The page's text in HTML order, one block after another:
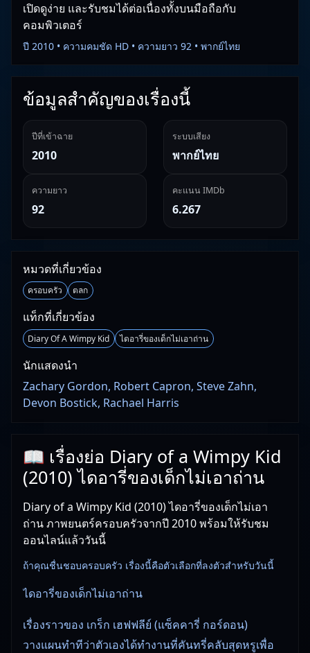
เปิดดูง่าย และรับชมได้ต่อเนื่องทั้งบนมือถือกับ
คอมพิวเตอร์
ปี 2010 • ความคมชัด HD • ความยาว 92 • พากย์ไทย
ข้อมูลสำคัญของเรื่องนี้
ปีที่เข้าฉาย
2010
ระบบเสียง
พากย์ไทย
ความยาว
92
คะแนน IMDb
6.267
หมวดที่เกี่ยวข้อง
ครอบครัว ตลก
แท็กที่เกี่ยวข้อง
Diary Of A Wimpy Kid ไดอารี่ของเด็กไม่เอาถ่าน
นักแสดงนำ
Zachary Gordon, Robert Capron, Steve Zahn,
Devon Bostick, Rachael Harris
📖 เรื่องย่อ Diary of a Wimpy Kid
(2010) ไดอารี่ของเด็กไม่เอาถ่าน
Diary of a Wimpy Kid (2010) ไดอารี่ของเด็กไม่เอา
ถ่าน ภาพยนตร์ครอบครัวจากปี 2010 พร้อมให้รับชม
ออนไลน์แล้ววันนี้
ถ้าคุณชื่นชอบครอบครัว เรื่องนี้คือตัวเลือกที่ลงตัวสำหรับวันนี้
ไดอารี่ของเด็กไม่เอาถ่าน
เรื่องราวของ เกร็ก เฮฟฟลีย์ (แซ็คคารี่ กอร์ดอน)
วางแผนทำทีว่าตัวเองได้ทำงานที่คันทรี่คลับสุดหรูเพื่อ